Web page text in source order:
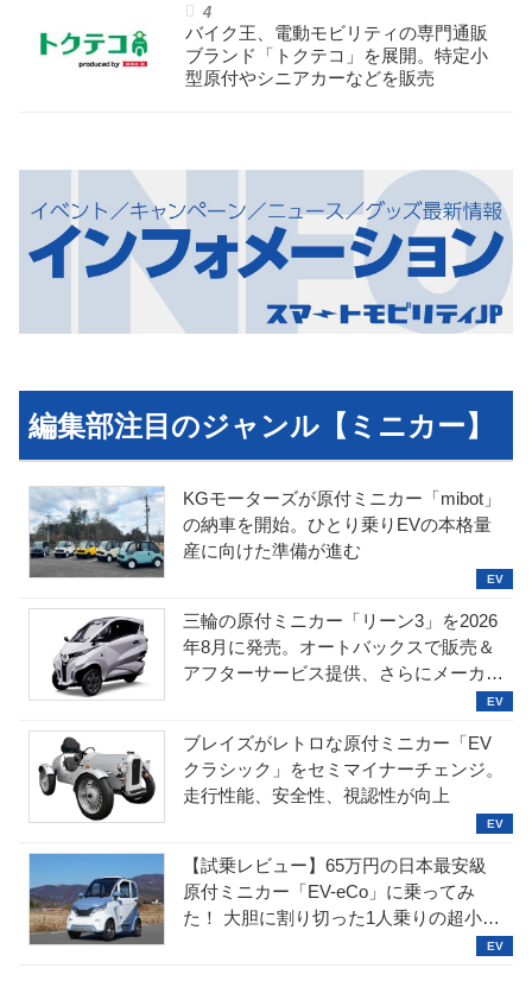
バイク王、電動モビリティの専門通販
ブランド「トクテコ」を展開。特定小
型原付やシニアカーなどを販売
編集部注目のジャンル【ミニカー】
KGモーターズが原付ミニカー「mibot」
の納車を開始。ひとり乗りEVの本格量
産に向けた準備が進む
三輪の原付ミニカー「リーン3」を2026
年8月に発売。オートバックスで販売＆
アフターサービス提供、さらにメーカー
ブレイズがレトロな原付ミニカー「EV
クラシック」をセミマイナーチェンジ。
走行性能、安全性、視認性が向上
【試乗レビュー】65万円の日本最安級
原付ミニカー「EV-eCo」に乗ってみ
た！ 大胆に割り切った1人乗りの超小型